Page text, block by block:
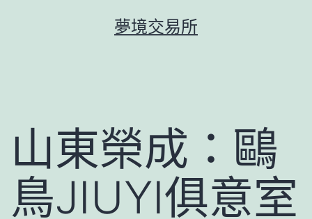
夢境交易所
山東榮成：鷗
鳥JIUYI俱意室